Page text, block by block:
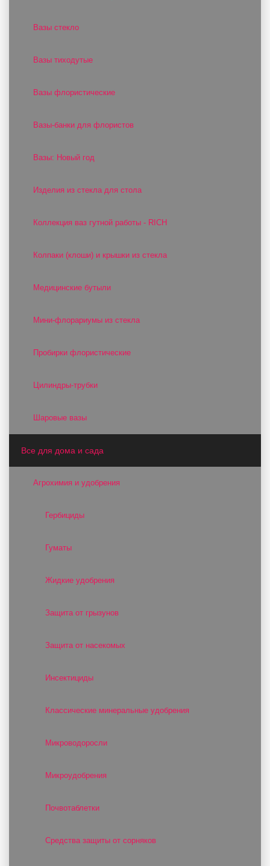
Вазы стекло
Вазы тиходутые
Вазы флористические
Вазы-банки для флористов
Вазы: Новый год
Изделия из стекла для стола
Коллекция ваз гутной работы - RICH
Колпаки (клоши) и крышки из стекла
Медицинские бутыли
Мини-флорариумы из стекла
Пробирки флористические
Цилиндры-трубки
Шаровые вазы
Все для дома и сада
Агрохимия и удобрения
Гербициды
Гуматы
Жидкие удобрения
Защита от грызунов
Защита от насекомых
Инсектициды
Классические минеральные удобрения
Микроводоросли
Микроудобрения
Почвотаблетки
Средства защиты от сорняков